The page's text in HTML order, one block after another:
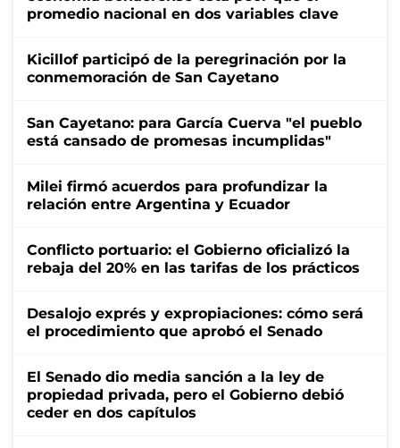
promedio nacional en dos variables clave
Kicillof participó de la peregrinación por la
conmemoración de San Cayetano
San Cayetano: para García Cuerva "el pueblo
está cansado de promesas incumplidas"
Milei firmó acuerdos para profundizar la
relación entre Argentina y Ecuador
Conflicto portuario: el Gobierno oficializó la
rebaja del 20% en las tarifas de los prácticos
Desalojo exprés y expropiaciones: cómo será
el procedimiento que aprobó el Senado
El Senado dio media sanción a la ley de
propiedad privada, pero el Gobierno debió
ceder en dos capítulos